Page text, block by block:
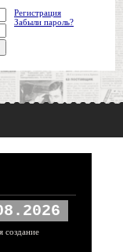
Регистрация
Забыли пароль?
создание